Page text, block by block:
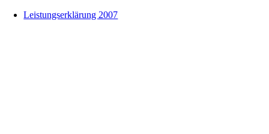
Leistungserklärung 2007